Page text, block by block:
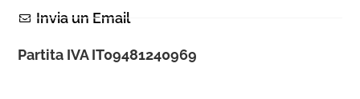
Invia un Email
Partita IVA IT09481240969